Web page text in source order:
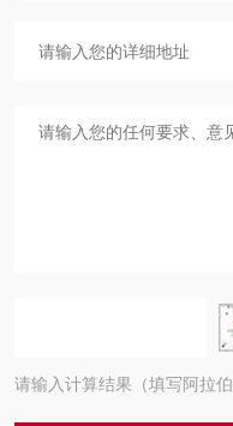
请输入计算结果（填写阿拉